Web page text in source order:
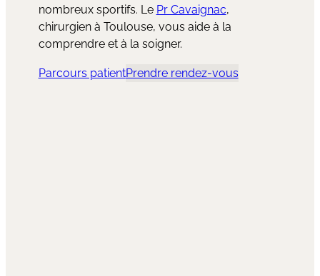
nombreux sportifs. Le Pr Cavaignac,
chirurgien à Toulouse, vous aide à la
comprendre et à la soigner.
Parcours patientPrendre rendez-vous